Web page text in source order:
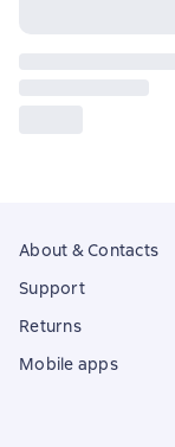
About & Contacts
Support
Returns
Mobile apps